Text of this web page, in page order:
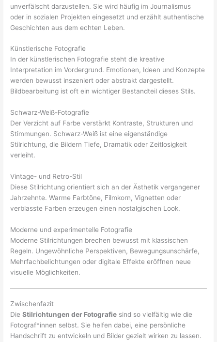
unverfälscht darzustellen. Sie wird häufig im Journalismus
oder in sozialen Projekten eingesetzt und erzählt authentische
Geschichten aus dem echten Leben.
Künstlerische Fotografie
In der künstlerischen Fotografie steht die kreative
Interpretation im Vordergrund. Emotionen, Ideen und Konzepte
werden bewusst inszeniert oder abstrakt dargestellt.
Bildbearbeitung ist oft ein wichtiger Bestandteil dieses Stils.
Schwarz-Weiß-Fotografie
Der Verzicht auf Farbe verstärkt Kontraste, Strukturen und
Stimmungen. Schwarz-Weiß ist eine eigenständige
Stilrichtung, die Bildern Tiefe, Dramatik oder Zeitlosigkeit
verleiht.
Vintage- und Retro-Stil
Diese Stilrichtung orientiert sich an der Ästhetik vergangener
Jahrzehnte. Warme Farbtöne, Filmkorn, Vignetten oder
verblasste Farben erzeugen einen nostalgischen Look.
Moderne und experimentelle Fotografie
Moderne Stilrichtungen brechen bewusst mit klassischen
Regeln. Ungewöhnliche Perspektiven, Bewegungsunschärfe,
Mehrfachbelichtungen oder digitale Effekte eröffnen neue
visuelle Möglichkeiten.
Zwischenfazit
DieStilrichtungen der Fotografie sind so vielfältig wie die
Fotograf*innen selbst. Sie helfen dabei, eine persönliche
Handschrift zu entwickeln und Bilder gezielt wirken zu lassen.